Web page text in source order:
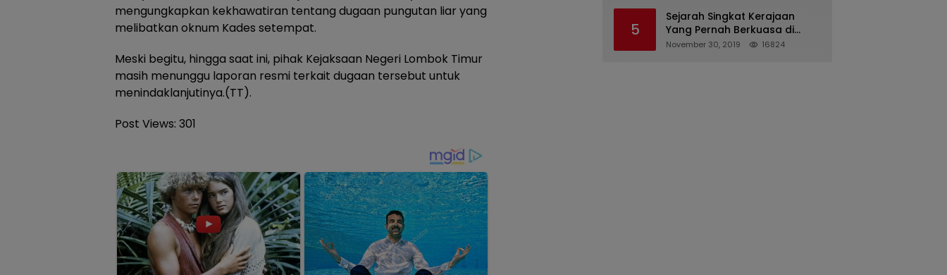
mengungkapkan kekhawatiran tentang dugaan pungutan liar yang
melibatkan oknum Kades setempat.
Meski begitu, hingga saat ini, pihak Kejaksaan Negeri Lombok Timur
masih menunggu laporan resmi terkait dugaan tersebut untuk
menindaklanjutinya.(TT).
Post Views: 301
Tipu Nasabah Prioritasnya
Hingga Milyaran Rupiah dan
Bilyet Giro Tidak Terdaftar,
5
Sejarah Singkat Kerajaan
Yang Pernah Berkuasa di
Sinjai
November 30, 2019 16824